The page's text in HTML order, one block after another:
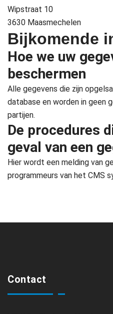
Wipstraat 10
3630 Maasmechelen
Bijkomende
Hoe we uw
beschermen
Alle gegevens die zijn
database en worden in geen
partijen.
De procedures
geval van een
Hier wordt een melding van
programmeurs van het CMS
Contact